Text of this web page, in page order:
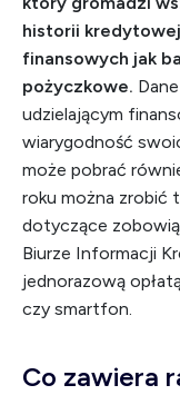
historii
finansowych jak
pożyczkowe.
udzielającym
wiarygodność
może pobrać
roku można zrobić
dotyczące
Biurze Informacji
jednorazową
czy smartfon.
Co zawiera